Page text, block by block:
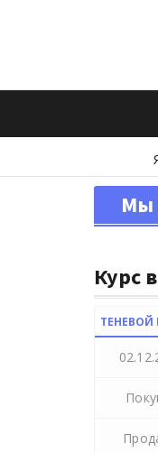
Мы
Курс